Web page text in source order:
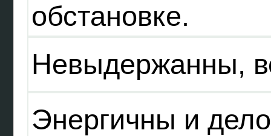
обстановке.
Невыдержанны,
Энергичны и